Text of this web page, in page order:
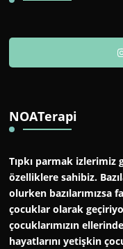
NOATerapi
Tıpkı parmak
özelliklere sahibiz.
olurken bazılarımızsa
çocuklar olarak
çocuklarımızın
hayatlarını yetişkin